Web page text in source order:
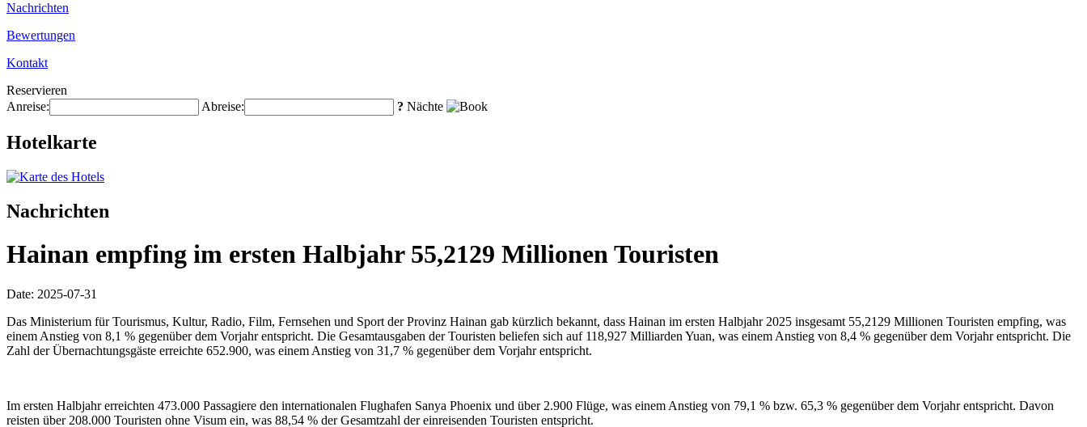
Nachrichten
Bewertungen
Kontakt
Reservieren
Anreise:
Abreise: ? Nächte
Hotelkarte
Nachrichten
Hainan empfing im ersten Halbjahr 55,2129 Millionen Touristen
Date: 2025-07-31
Das Ministerium für Tourismus, Kultur, Radio, Film, Fernsehen und Sport der Provinz Hainan gab kürzlich bekannt, dass Hainan im ersten Halbjahr 2025 insgesamt 55,2129 Millionen Touristen empfing, was
einem Anstieg von 8,1 % gegenüber dem Vorjahr entspricht. Die Gesamtausgaben der Touristen beliefen sich auf 118,927 Milliarden Yuan, was einem Anstieg von 8,4 % gegenüber dem Vorjahr entspricht. Die
Zahl der Übernachtungsgäste erreichte 652.900, was einem Anstieg von 31,7 % gegenüber dem Vorjahr entspricht.
Im ersten Halbjahr erreichten 473.000 Passagiere den internationalen Flughafen Sanya Phoenix und über 2.900 Flüge, was einem Anstieg von 79,1 % bzw. 65,3 % gegenüber dem Vorjahr entspricht. Davon
reisten über 208.000 Touristen ohne Visum ein, was 88,54 % der Gesamtzahl der einreisenden Touristen entspricht.